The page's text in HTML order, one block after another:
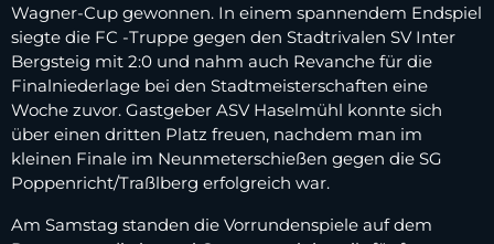
Wagner-Cup gewonnen. In einem spannendem Endspiel
siegte die FC -Truppe gegen den Stadtrivalen SV Inter
Bergsteig mit 2:0 und nahm auch Revanche für die
Finalniederlage bei den Stadtmeisterschaften eine
Woche zuvor. Gastgeber ASV Haselmühl konnte sich
über einen dritten Platz freuen, nachdem man im
kleinen Finale im Neunmeterschießen gegen die SG
Poppenricht/Traßlberg erfolgreich war.
Am Samstag standen die Vorrundenspiele auf dem